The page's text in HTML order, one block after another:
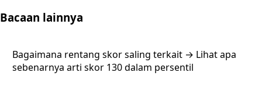
Bacaan lainnya
Bagaimana rentang skor saling terkait → Lihat apa
sebenarnya arti skor 130 dalam persentil